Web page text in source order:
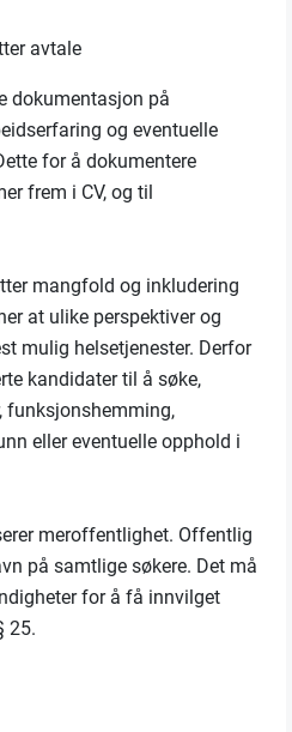
avtale
dokumentasjon på
og eventuelle
for å dokumentere
frem i CV, og til
mangfold og inkludering
at ulike perspektiver og
mulig helsetjenester. Derfor
kandidater til å søke,
funksjonshemming,
eller eventuelle opphold i
meroffentlighet. Offentlig
på samtlige søkere. Det må
for å få innvilget
25.